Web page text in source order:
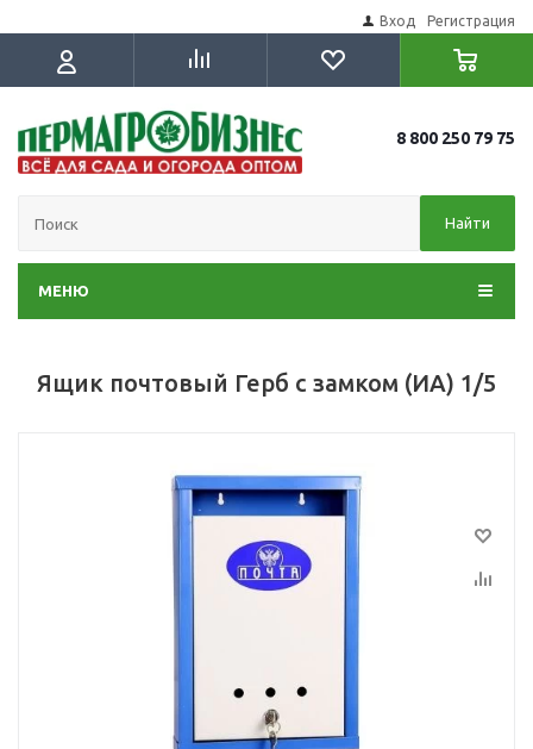
Вход Регистрация
8 800 250 79 75
Найти
МЕНЮ
Ящик почтовый Герб с замком (ИА) 1/5